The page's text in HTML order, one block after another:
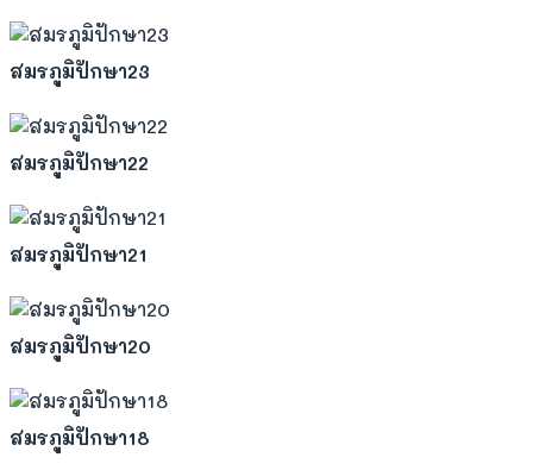
สมรภูมิปักษา23
สมรภูมิปักษา22
สมรภูมิปักษา21
สมรภูมิปักษา20
สมรภูมิปักษา18